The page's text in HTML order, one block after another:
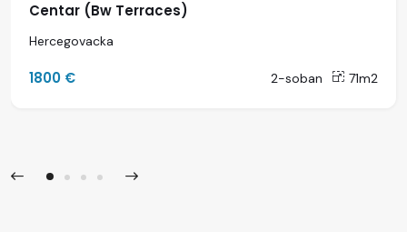
Centar (Bw Terraces)
Hercegovacka
1800 € 2-soban 71m2